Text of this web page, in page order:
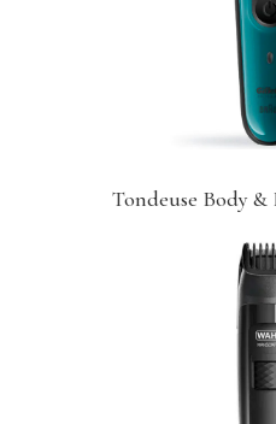
Tondeuse Body